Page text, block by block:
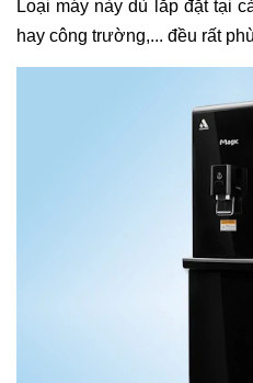
Loại máy này dù lắp đặt tại
hay công trường,... đều rất